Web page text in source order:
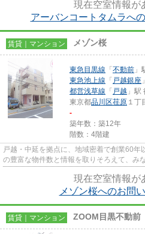
現在空室情報が
アーバンコートタムラへ
賃貸｜マンション メゾン桜
東急目黒線 「 不動前 」
東急池上線 「 戸越銀座
都営浅草線 「 戸越 」駅
東京都品川区荏原 １丁
-
築年数：築12年
階数：4階建
戸越・中延を拠点に、地域密着で創業60
の豊富な物件数と情報を取りそろえて、み
現在空室情報が
メゾン桜へのお問
賃貸｜マンション ZOOM目黒不動前